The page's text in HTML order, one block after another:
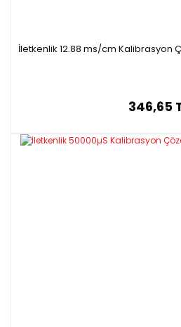
İletkenlik 12.88 ms/cm Kalibrasyon
346,65